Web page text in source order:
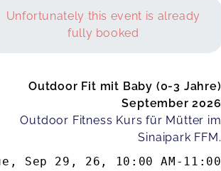
Unfortunately this event is already
fully booked
Outdoor Fit mit Baby (0-3 Jahre)
September 2026
Outdoor Fitness Kurs für Mütter im
Sinaipark FFM.
Sep 29, 26 , 10:00 AM - 11:00